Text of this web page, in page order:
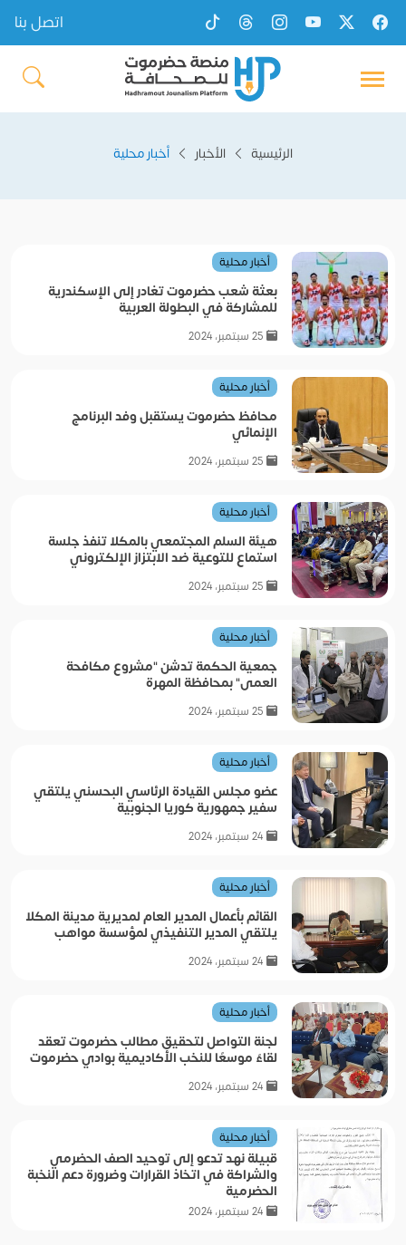
اتصل بنا
الرئيسية الأخبار أخبار محلية
أخبار محلية
بعثة شعب حضرموت تغادر إلى الإسكندرية
للمشاركة في البطولة العربية
25 سبتمبر، 2024
أخبار محلية
محافظ حضرموت يستقبل وفد البرنامج
الإنمائي
25 سبتمبر، 2024
أخبار محلية
هيئة السلم المجتمعي بالمكلا تنفذ جلسة
استماع للتوعية ضد الابتزاز الإلكتروني
25 سبتمبر، 2024
أخبار محلية
جمعية الحكمة تدشن "مشروع مكافحة
العمى" بمحافظة المهرة
25 سبتمبر، 2024
أخبار محلية
عضو مجلس القيادة الرئاسي البحسني يلتقي
سفير جمهورية كوريا الجنوبية
24 سبتمبر، 2024
أخبار محلية
القائم بأعمال المدير العام لمديرية مدينة المكلا
يلتقي المدير التنفيذي لمؤسسة مواهب
24 سبتمبر، 2024
أخبار محلية
لجنة التواصل لتحقيق مطالب حضرموت تعقد
لقاءً موسعًا للنخب الأكاديمية بوادي حضرموت
24 سبتمبر، 2024
أخبار محلية
قبيلة نهد تدعو إلى توحيد الصف الحضرمي
والشراكة في اتخاذ القرارات وضرورة دعم النخبة
الحضرمية
24 سبتمبر، 2024